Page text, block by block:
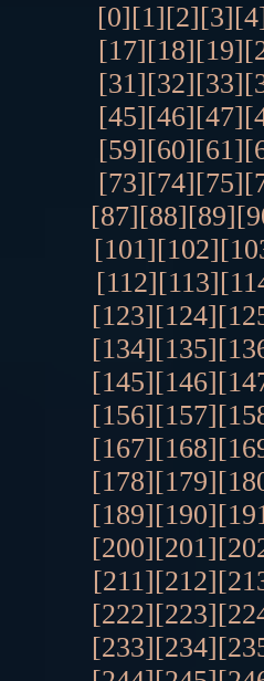
[0][1][2][3]
[17][18][19]
[31][32][33]
[45][46][47]
[59][60][61]
[73][74][75]
[87][88][89]
[101][102]
[112][113]
[123][124]
[134][135]
[145][146]
[156][157]
[167][168]
[178][179]
[189][190]
[200][201]
[211][212]
[222][223]
[233][234]